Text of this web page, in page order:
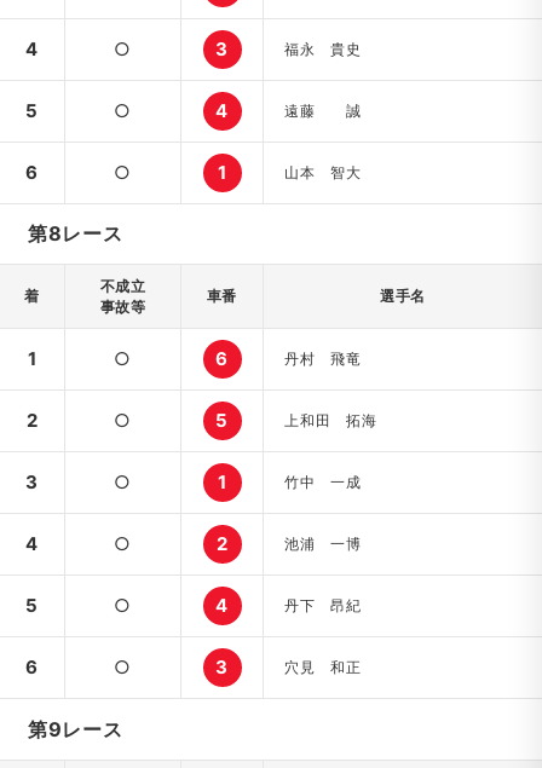
4 ○ 3 福永 貴史
5 ○ 4 遠藤 誠
6 ○ 1 山本 智大
第8レース
着
不成立
事故等
車番 選手名
1 ○ 6 丹村 飛竜
2 ○ 5 上和田 拓海
3 ○ 1 竹中 一成
4 ○ 2 池浦 一博
5 ○ 4 丹下 昂紀
6 ○ 3 穴見 和正
第9レース